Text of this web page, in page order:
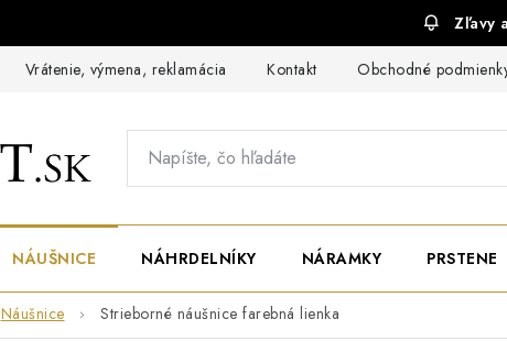
Zľavy
Vrátenie, výmena, reklamácia Kontakt Obchodné
NÁUŠNICE NÁHRDELNÍKY NÁRAMKY PRSTENE
Náušnice Strieborné náušnice farebná lienka